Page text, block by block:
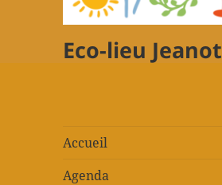
Eco-lieu Jeanot
Accueil
Agenda